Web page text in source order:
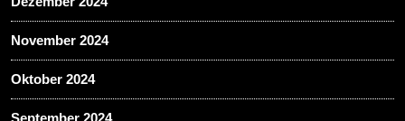
November 2024
Oktober 2024
September 2024